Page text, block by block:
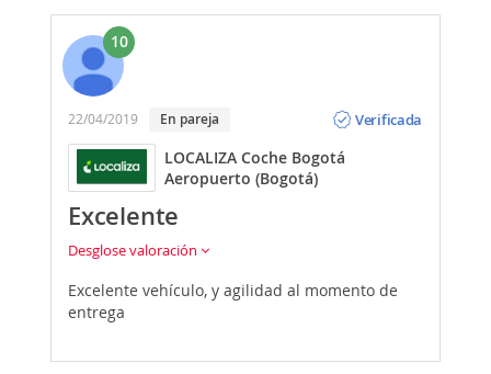
10
22/04/2019 En pareja
Verificada
LOCALIZA Coche Bogotá
Aeropuerto (Bogotá)
Excelente
Desglose valoración
Excelente vehículo, y agilidad al momento de
entrega